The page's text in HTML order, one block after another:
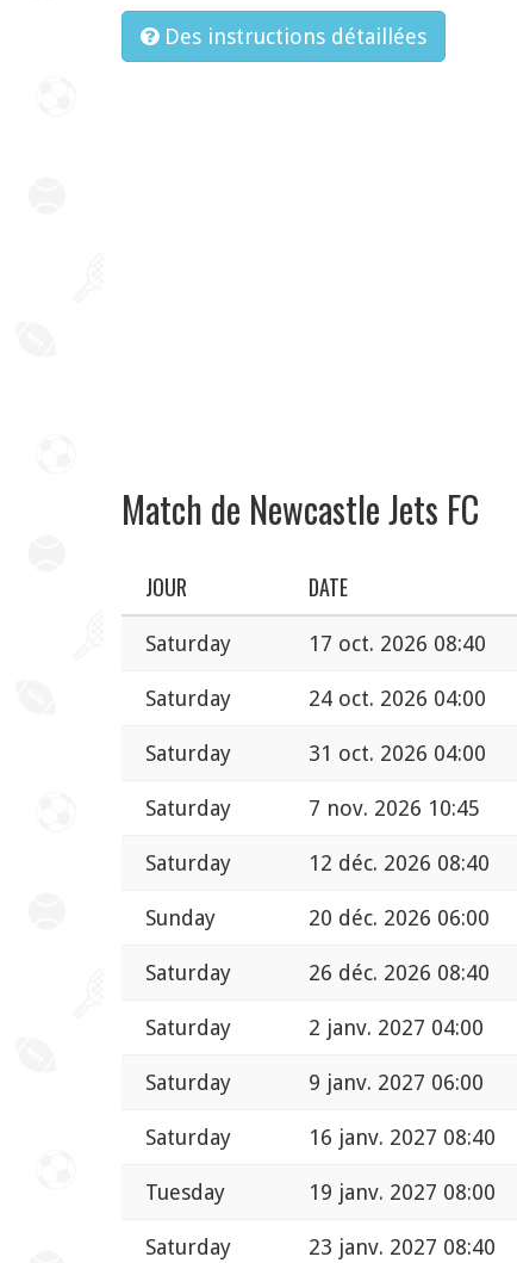
Des instructions détaillées
Match de Newcastle Jets FC
JOUR DATE
Saturday 17 oct. 2026 08:40
Saturday 24 oct. 2026 04:00
Saturday 31 oct. 2026 04:00
Saturday 7 nov. 2026 10:45
Saturday 12 déc. 2026 08:40
Sunday 20 déc. 2026 06:00
Saturday 26 déc. 2026 08:40
Saturday 2 janv. 2027 04:00
Saturday 9 janv. 2027 06:00
Saturday 16 janv. 2027 08:40
Tuesday 19 janv. 2027 08:00
Saturday 23 janv. 2027 08:40